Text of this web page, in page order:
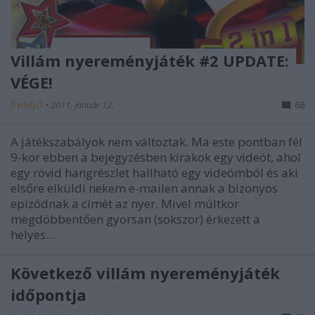
Villám nyereményjáték #2 UPDATE:
VÉGE!
freddyD • 2011. január 12. 68
A játékszabályok nem változtak. Ma este pontban fél
9-kor ebben a bejegyzésben kirakok egy videót, ahol
egy rövid hangrészlet hallható egy videómból és aki
elsőre elküldi nekem e-mailen annak a bizonyos
epizódnak a címét az nyer. Mivel múltkor
megdöbbentően gyorsan (sokszor) érkezett a
helyes…
Következő villám nyereményjáték
időpontja